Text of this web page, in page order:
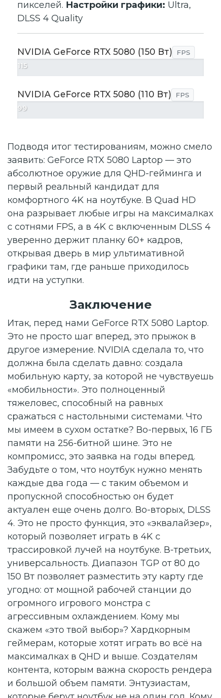
пикселей. Настройки графики: Ultra,
DLSS 4 Quality
NVIDIA GeForce RTX 5080 (150 Вт) FPS
115
NVIDIA GeForce RTX 5080 (110 Вт) FPS
99
Подводя итог тестированиям, можно смело
заявить: GeForce RTX 5080 Laptop — это
абсолютное оружие для QHD-гейминга и
первый реальный кандидат для
комфортного 4K на ноутбуке. В Quad HD
она разрывает любые игры на максималках
с сотнями FPS, а в 4K с включенным DLSS 4
уверенно держит планку 60+ кадров,
открывая дверь в мир ультимативной
графики там, где раньше приходилось
идти на уступки.
Заключение
Итак, перед нами GeForce RTX 5080 Laptop.
Это не просто шаг вперед, это прыжок в
другое измерение. NVIDIA сделала то, что
должна была сделать давно: создала
мобильную карту, за которой не чувствуешь
«мобильности». Это полноценный
тяжеловес, способный на равных
сражаться с настольными системами. Что
мы имеем в сухом остатке? Во-первых, 16 ГБ
памяти на 256-битной шине. Это не
компромисс, это заявка на годы вперед.
Забудьте о том, что ноутбук нужно менять
каждые два года — с таким объемом и
пропускной способностью он будет
актуален еще очень долго. Во-вторых, DLSS
4. Это не просто функция, это «эквалайзер»,
который позволяет играть в 4K с
трассировкой лучей на ноутбуке. В-третьих,
универсальность. Диапазон TGP от 80 до
150 Вт позволяет разместить эту карту где
угодно: от мощной рабочей станции до
огромного игрового монстра с
агрессивным охлаждением. Кому мы
скажем «это твой выбор»? Хардкорным
геймерам, которые хотят играть во всё на
максималках в QHD и выше. Создателям
контента, которым важна скорость рендера
и большой объем памяти. Энтузиастам,